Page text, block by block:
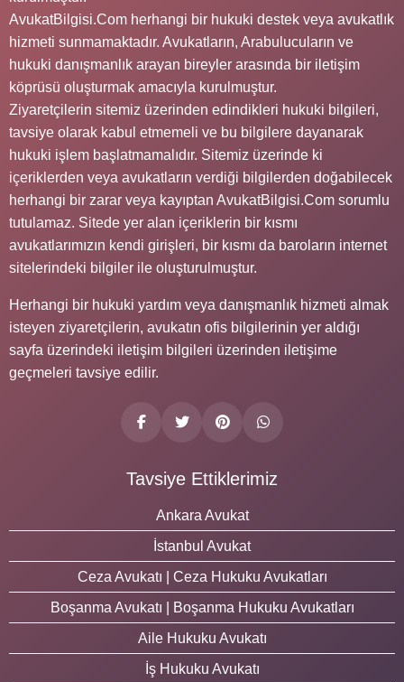
AvukatBilgisi.Com herhangi bir hukuki destek veya avukatlık
hizmeti sunmamaktadır. Avukatların, Arabulucuların ve
hukuki danışmanlık arayan bireyler arasında bir iletişim
köprüsü oluşturmak amacıyla kurulmuştur.
Ziyaretçilerin sitemiz üzerinden edindikleri hukuki bilgileri,
tavsiye olarak kabul etmemeli ve bu bilgilere dayanarak
hukuki işlem başlatmamalıdır. Sitemiz üzerinde ki
içeriklerden veya avukatların verdiği bilgilerden doğabilecek
herhangi bir zarar veya kayıptan AvukatBilgisi.Com sorumlu
tutulamaz. Sitede yer alan içeriklerin bir kısmı
avukatlarımızın kendi girişleri, bir kısmı da baroların internet
sitelerindeki bilgiler ile oluşturulmuştur.
Herhangi bir hukuki yardım veya danışmanlık hizmeti almak
isteyen ziyaretçilerin, avukatın ofis bilgilerinin yer aldığı
sayfa üzerindeki iletişim bilgileri üzerinden iletişime
geçmeleri tavsiye edilir.
Tavsiye Ettiklerimiz
Ankara Avukat
İstanbul Avukat
Ceza Avukatı | Ceza Hukuku Avukatları
Boşanma Avukatı | Boşanma Hukuku Avukatları
Aile Hukuku Avukatı
İş Hukuku Avukatı